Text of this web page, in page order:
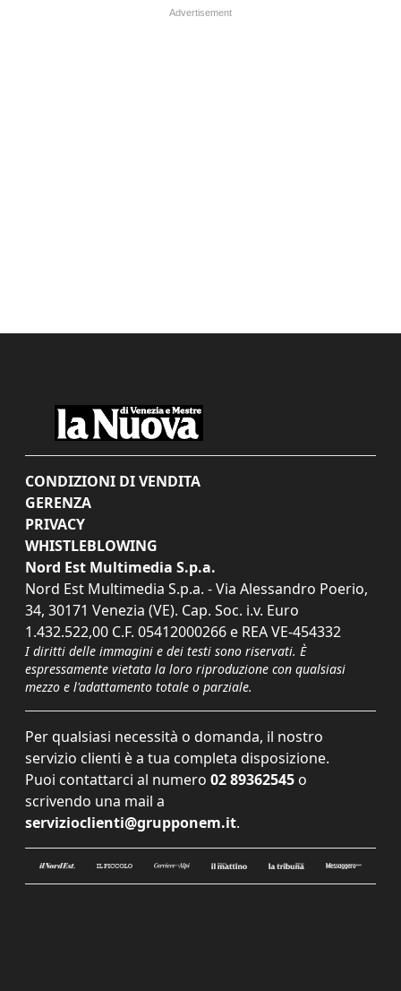
CONDIZIONI DI VENDITA
GERENZA
PRIVACY
WHISTLEBLOWING
Nord Est Multimedia S.p.a.
Nord Est Multimedia S.p.a. - Via Alessandro Poerio,
34, 30171 Venezia (VE). Cap. Soc. i.v. Euro
1.432.522,00 C.F. 05412000266 e REA VE-454332
I diritti delle immagini e dei testi sono riservati. È
espressamente vietata la loro riproduzione con qualsiasi
mezzo e l'adattamento totale o parziale.
Per qualsiasi necessità o domanda, il nostro
servizio clienti è a tua completa disposizione.
Puoi contattarci al numero 02 89362545 o
scrivendo una mail a
servizioclienti@grupponem.it.